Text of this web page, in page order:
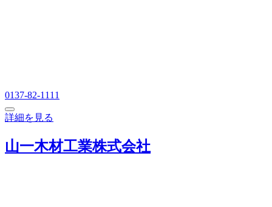
0137-82-1111
詳細を見る
山一木材工業株式会社